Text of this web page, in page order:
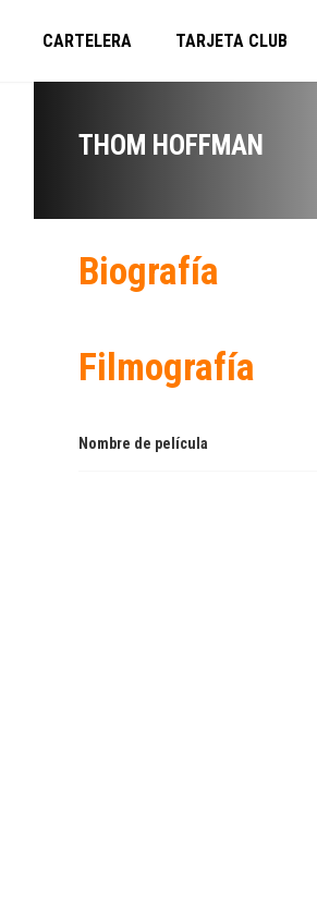
CARTELERA TARJETA CLUB
THOM HOFFMAN
Biografía
Filmografía
Nombre de película